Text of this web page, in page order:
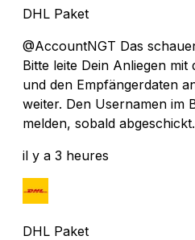
DHL Paket
@AccountNGT Das
Bitte leite Dein Anliegen
und den Empfängerdaten
weiter. Den Usernamen im
melden, sobald
il y a 3 heures
DHL Paket